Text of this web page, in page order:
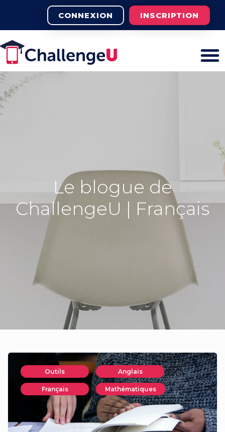
CONNEXION INSCRIPTION
Le blogue de
ChallengeU | Français
Outils Anglais
Français Mathématiques